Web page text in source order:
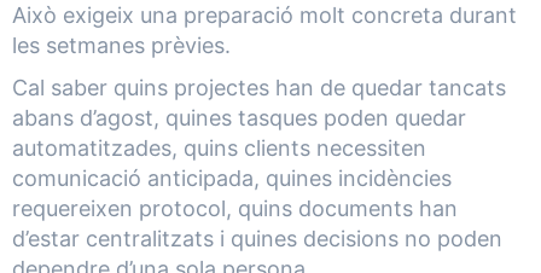
Això exigeix una preparació molt concreta durant
les setmanes prèvies.
Cal saber quins projectes han de quedar tancats
abans d’agost, quines tasques poden quedar
automatitzades, quins clients necessiten
comunicació anticipada, quines incidències
requereixen protocol, quins documents han
d’estar centralitzats i quines decisions no poden